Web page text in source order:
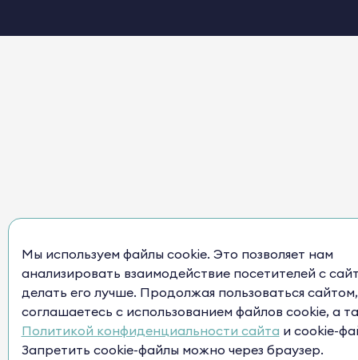
Мы используем файлы cookie. Это позволяет нам
анализировать взаимодействие посетителей с
делать его лучше. Продолжая пользоваться
соглашаетесь с использованием файлов cookie, а
Политикой конфиденциальности сайта и cookie-
Запретить cookie-файлы можно через браузер.